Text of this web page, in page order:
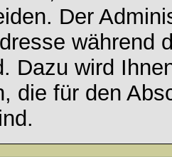
Der
während
Dazu wird
die für den